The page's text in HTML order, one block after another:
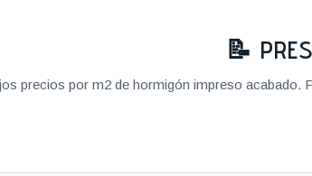
📝
precios por m2 de hormigón impreso acabado.